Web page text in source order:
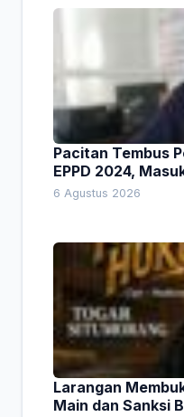
Pacitan Tembus
EPPD 2024,
6 Agustus 2026
Larangan
Main dan Sanksi